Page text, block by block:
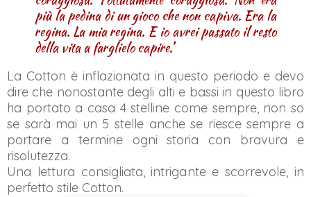
più la pedina di un gioco che non capiva. Era la
regina. La mia regina. E io avrei passato il resto
della vita a farglielo capire.’
La Cotton è inflazionata in questo periodo e devo
dire che nonostante degli alti e bassi in questo libro
ha portato a casa 4 stelline come sempre, non so
se sarà mai un 5 stelle anche se riesce sempre a
portare a termine ogni storia con bravura e
risolutezza.
Una lettura consigliata, intrigante e scorrevole, in
perfetto stile Cotton.